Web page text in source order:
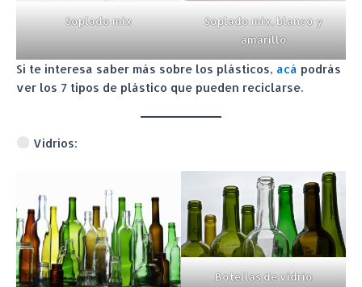
Soplado mix
Soplado mix, blanco y
amarillo
Si te interesa saber más sobre los plásticos, acá podrás
ver los 7 tipos de plástico que pueden reciclarse.
Vidrios:
Botellas de vidrio